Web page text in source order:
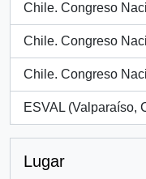
Chile. Congreso
, 21 resultados
Chile. Congreso
, 15 resultados
Chile. Congreso
, 14 resultados
ESVAL (Valparaíso,
, 12 resultados
Lugar